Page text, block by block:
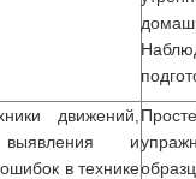
движений,
и
в технике